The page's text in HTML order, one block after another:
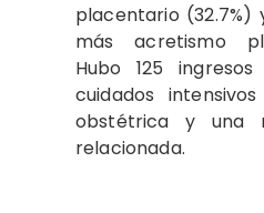
placentario
más acretismo
Hubo 125
cuidados
obstétrica y una
relacionada.